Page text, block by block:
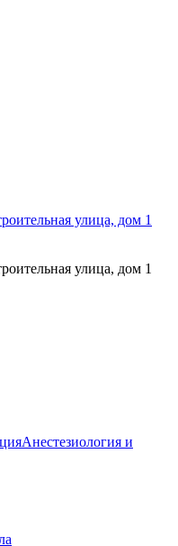
улица, дом 1
улица, дом 1
Анестезиология и